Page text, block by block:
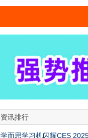
资讯排行
学而思学习机闪耀CES